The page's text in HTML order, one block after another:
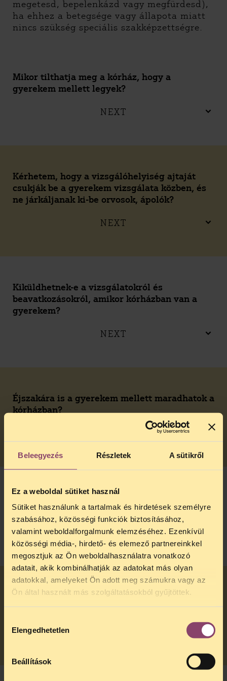
Beleegyezés Részletek A sütikről
Ez a weboldal sütiket használ
Sütiket használunk a tartalmak és hirdetések személyre
szabásához, közösségi funkciók biztosításához,
valamint weboldalforgalmunk elemzéséhez. Ezenkívül
közösségi média-, hirdető- és elemező partnereinkkel
megosztjuk az Ön weboldalhasználatra vonatkozó
adatait, akik kombinálhatják az adatokat más olyan
adatokkal, amelyeket Ön adott meg számukra vagy az
Ön által használt más szolgáltatásokból gyűjtöttek.
kiválasztása
Elengedhetetlen
Beállítások
megetesd, bepelenkázd vagy megfürdesd),
ha ehhez a betegsége vagy állapota miatt
nincs szükség speciális szakképzettségre.
Mikor tilthatja meg a kórház, hogy a
gyerekem mellett legyek?
NEXT
Kérhetem, hogy a vizsgálóhelyiség ajtaját
csukják be a gyerekem vizsgálata közben, és
ne járkáljanak ki-be orvosok, ápolók?
NEXT
Kiküldhetnek-e a vizsgálatokról és
beavatkozásokról, amikor kórházban van a
gyerekem?
NEXT
Éjszakára is a gyerekem mellett maradhatok a
kórházban?
Kérhet pénzt a kórház azért, mert bent
maradok a gyerekemmel éjszakára is?
NEXT
Megteheti-e a kórház, hogy a tájékoztatásom
nélkül másik osztályra helyezi a gyerekemet?